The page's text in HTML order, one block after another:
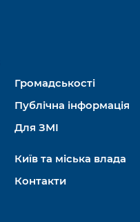
Громадськості
Публічна інформація
Для ЗМІ
Київ та міська влада
Контакти